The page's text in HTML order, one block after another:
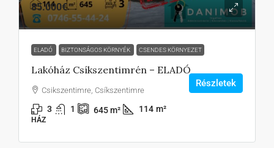
85.000€
ELADÓ BIZTONSÁGOS KÖRNYÉK CSENDES KÖRNYEZET
Lakóház Csíkszentimrén – ELADÓ
Csikszentimre, Csíkszentimre
3 1 645m² 114 m²
HÁZ
Részletek